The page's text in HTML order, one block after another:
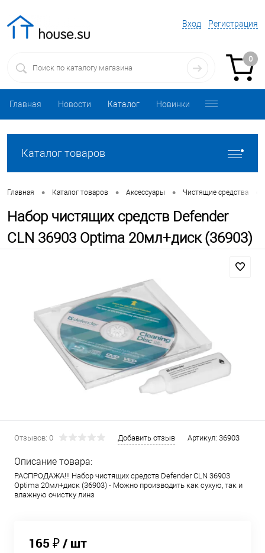
Вход Регистрация
0
Главная Новости Каталог Новинки
Каталог товаров
Главная • Каталог товаров • Аксессуары • Чистящие средства
Набор чистящих средств Defender
CLN 36903 Optima 20мл+диск (36903)
Отзывов: 0 Добавить отзыв Артикул: 36903
Описание товара:
РАСПРОДАЖА!!! Набор чистящих средств Defender CLN 36903
Optima 20мл+диск (36903) - Можно производить как сухую, так и
влажную очистку линз
165 ₽/ шт